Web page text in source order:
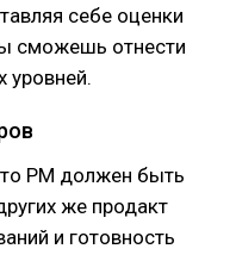
себе оценки
сможешь отнести
уровней.
PM должен быть
же продакт
и готовность